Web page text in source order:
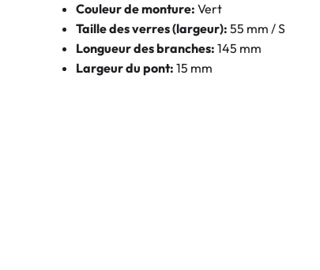
Couleur de monture: Vert
Taille des verres (largeur): 55 mm / S
Longueur des branches: 145 mm
Largeur du pont: 15 mm